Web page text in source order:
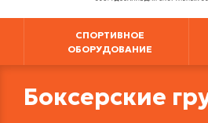
СПОРТИВНОЕ
ОБОРУДОВАНИЕ
Боксерские